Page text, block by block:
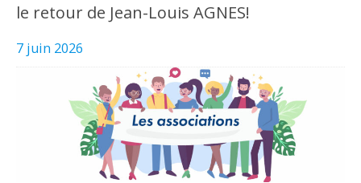
le retour de Jean-Louis AGNES!
7 juin 2026